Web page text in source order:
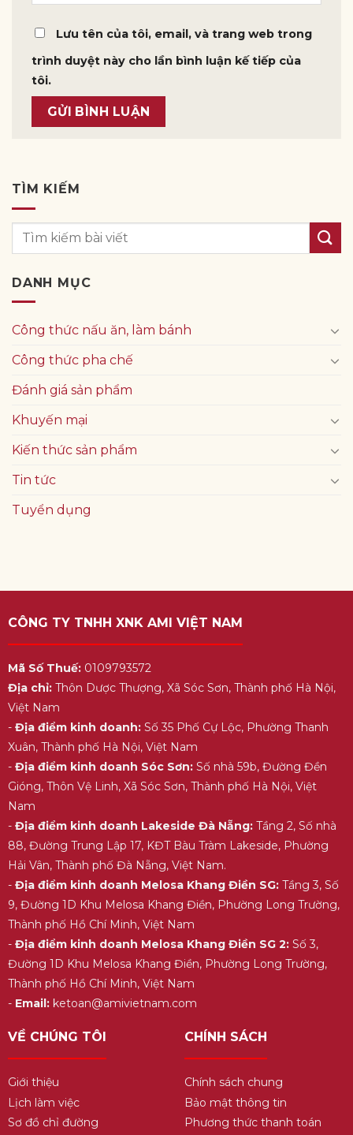
Lưu tên của tôi, email, và trang web trong
trình duyệt này cho lần bình luận kế tiếp của
tôi.
TÌM KIẾM
DANH MỤC
Công thức nấu ăn, làm bánh
Công thức pha chế
Đánh giá sản phẩm
Khuyến mại
Kiến thức sản phẩm
Tin tức
Tuyển dụng
CÔNG TY TNHH XNK AMI VIỆT NAM
Mã Số Thuế:0109793572
Địa chỉ:Thôn Dược Thượng, Xã Sóc Sơn, Thành phố Hà Nội,
Việt Nam
- Địa điểm kinh doanh:Số 35 Phố Cự Lộc, Phường Thanh
Xuân, Thành phố Hà Nội, Việt Nam
- Địa điểm kinh doanh Sóc Sơn:Số nhà 59b, Đường Đền
Gióng, Thôn Vệ Linh, Xã Sóc Sơn, Thành phố Hà Nội, Việt
Nam
- Địa điểm kinh doanh Lakeside Đà Nẵng:Tầng 2, Số nhà
88, Đường Trung Lập 17, KĐT Bàu Tràm Lakeside, Phường
Hải Vân, Thành phố Đà Nẵng, Việt Nam.
- Địa điểm kinh doanh Melosa Khang Điền SG:Tầng 3, Số
9, Đường 1D Khu Melosa Khang Điền, Phường Long Trường,
Thành phố Hồ Chí Minh, Việt Nam
- Địa điểm kinh doanh Melosa Khang Điền SG 2:Số 3,
Đường 1D Khu Melosa Khang Điền, Phường Long Trường,
Thành phố Hồ Chí Minh, Việt Nam
- Email:ketoan@amivietnam.com
VỀ CHÚNG TÔI
Giới thiệu
Lịch làm việc
Sơ đồ chỉ đường
CHÍNH SÁCH
Chính sách chung
Bảo mật thông tin
Phương thức thanh toán